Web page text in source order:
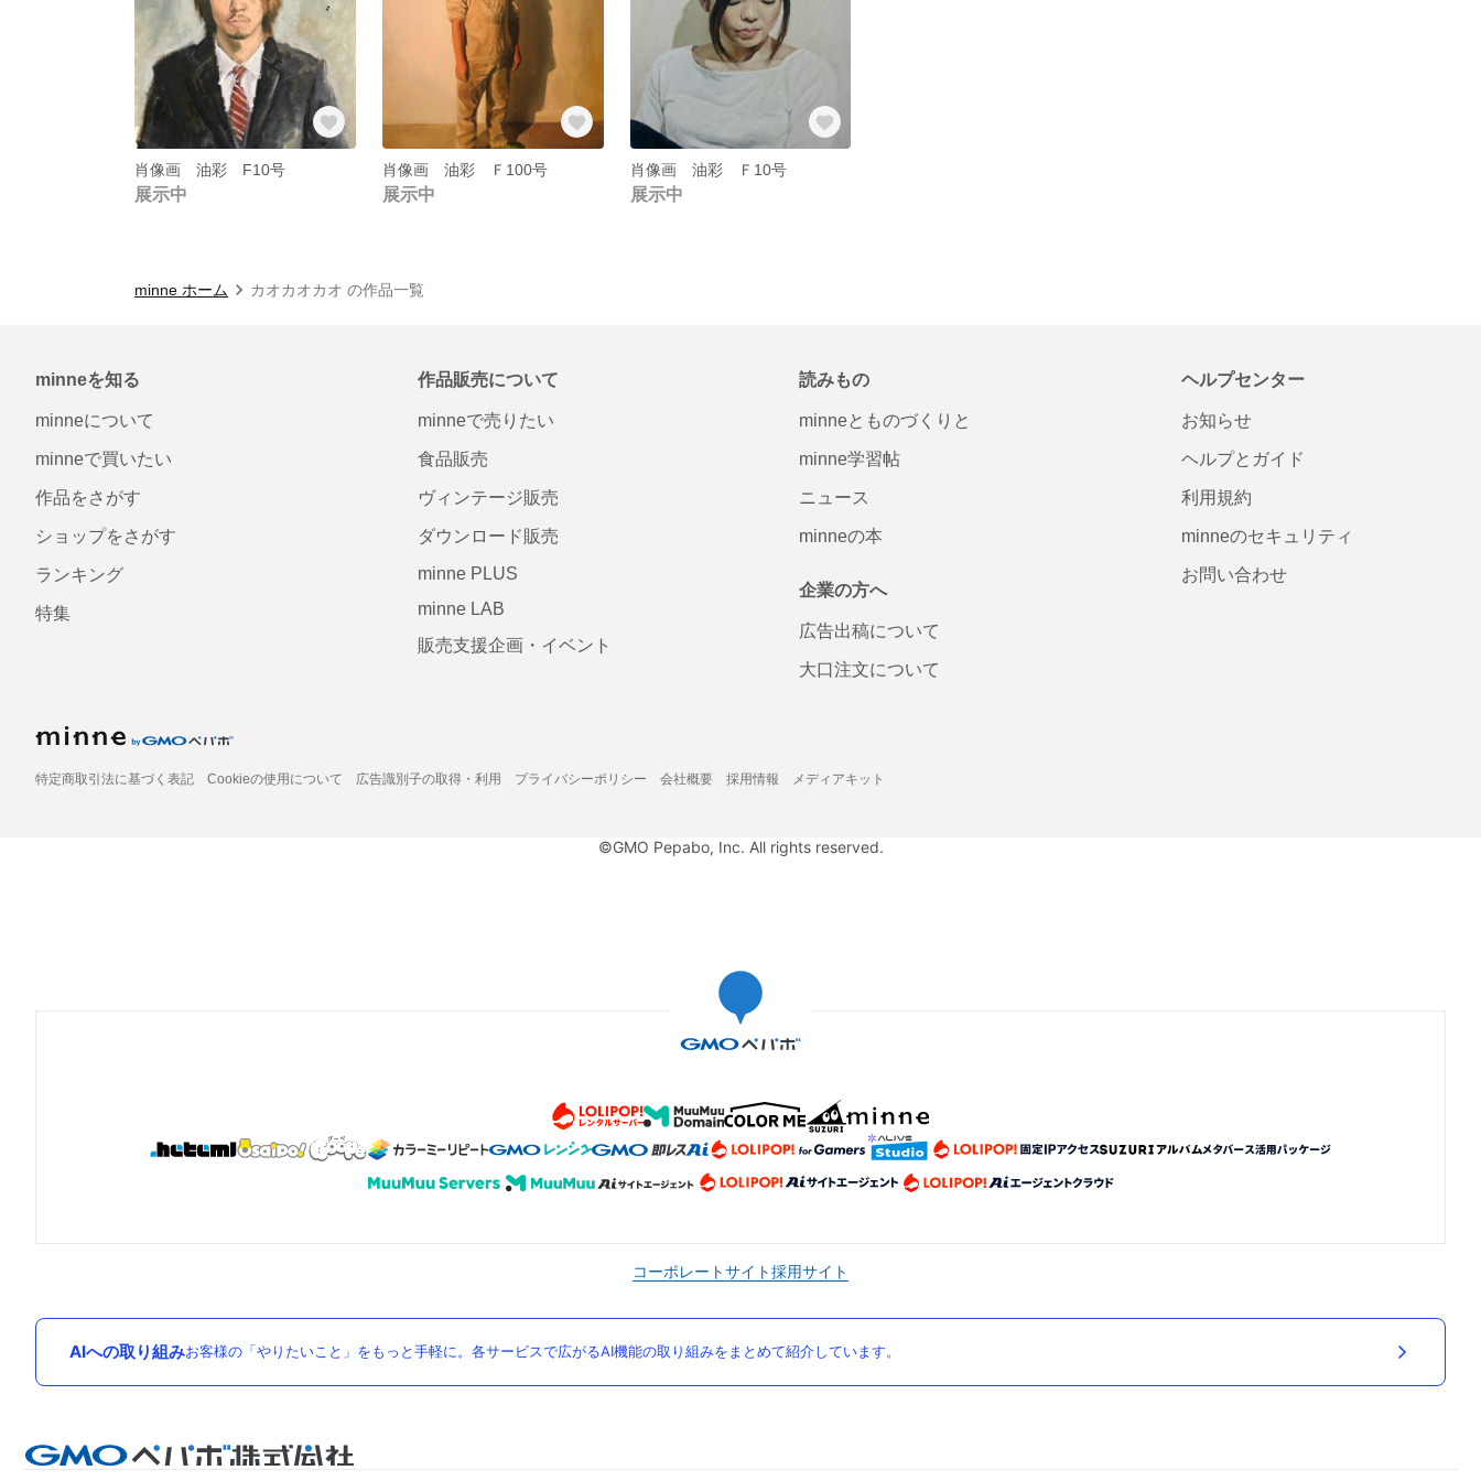
肖像画 油彩 F10号
展示中
肖像画 油彩 Ｆ100号
展示中
肖像画 油彩 Ｆ10号
展示中
minne ホーム カオカオカオ の作品一覧
minneを知る
minneについて
minneで買いたい
作品をさがす
ショップをさがす
ランキング
特集
作品販売について
minneで売りたい
食品販売
ヴィンテージ販売
ダウンロード販売
minne PLUS
minne LAB
販売支援企画・イベント
読みもの
minneとものづくりと
minne学習帖
ニュース
minneの本
企業の方へ
広告出稿について
大口注文について
ヘルプセンター
お知らせ
ヘルプとガイド
利用規約
minneのセキュリティ
お問い合わせ
特定商取引法に基づく表記 Cookieの使用について 広告識別子の取得・利用 プライバシーポリシー 会社概要 採用情報 メディアキット
©GMO Pepabo, Inc. All rights reserved.
コーポレートサイト採用サイト
AIへの取り組みお客様の「やりたいこと」をもっと手軽に。各サービスで広がるAI機能の取り組みをまとめて紹介しています。